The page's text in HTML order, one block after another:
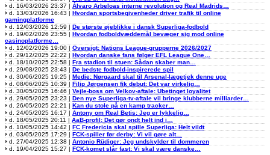
d. 16/03/2026 23:37 | Álvaro Arbeloas interne revolution og Real Madrids…
d. 13/03/2026 16:43 | Hvordan sportsbegivenheder driver trafik til online
gamingplatforme
d. 12/03/2026 12:59 | De største øjeblikke i dansk Superliga-fodbold
d. 19/02/2026 23:55 | Hvordan fodboldvæddemål bevæger sig mod online
casinoplatforme…
d. 12/02/2026 19:00 | Oversigt: Nations League-grupperne 2026/2027
d. 29/12/2025 22:22 | Hvordan danske fans følger EFL League One…
d. 18/10/2025 22:58 | Fra stadion til stuen: Sådan skaber man…
d. 29/08/2025 23:43 | De bedste fodbold-inspirerede spil
d. 30/06/2025 19:25 | Medie: Nørgaard skal til Arsenal-lægetjek denne uge
d. 08/06/2025 10:39 | Filip Jørgensen fik debut: Det var virkelig…
d. 30/05/2025 16:46 | Vejle-boss om Velkov-aftale: Ubetinget loyalitet
d. 29/05/2025 23:23 | Den nye Superliga-tv-aftale vil bringe klubberne milliarder…
d. 26/05/2025 22:21 | Kan du stole på en kamp tracker…
d. 24/05/2025 16:17 | Antony om Real Betis: Jeg er lykkelig…
d. 18/05/2025 20:11 | AaB-profil: Det gør ondt helt ind i…
d. 10/05/2025 14:42 | FC Fredericia skal spille Superliga: Helt vildt
d. 03/05/2025 17:29 | FCK-spiller før derby: Vi vil gøre alt…
d. 27/04/2025 12:38 | Antonio Rüdiger: Jeg undskylder til dommeren
d. 19/04/2025 15:27 | FCK-komet slår fast: Vi skal være danske…